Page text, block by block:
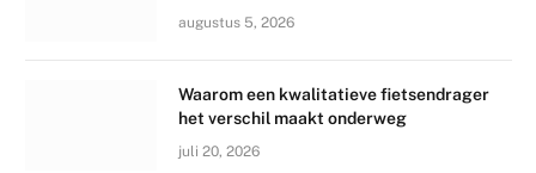
augustus 5, 2026
Waarom een kwalitatieve fietsendrager
het verschil maakt onderweg
juli 20, 2026